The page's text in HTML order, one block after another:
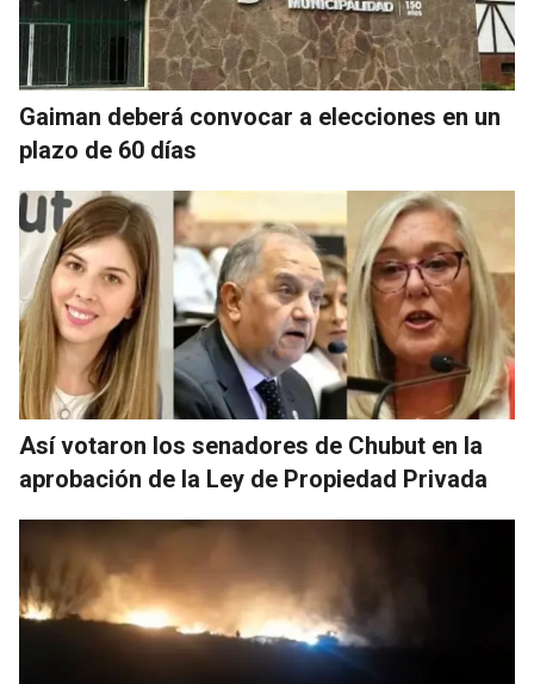
Gaiman deberá convocar a elecciones en un
plazo de 60 días
Así votaron los senadores de Chubut en la
aprobación de la Ley de Propiedad Privada